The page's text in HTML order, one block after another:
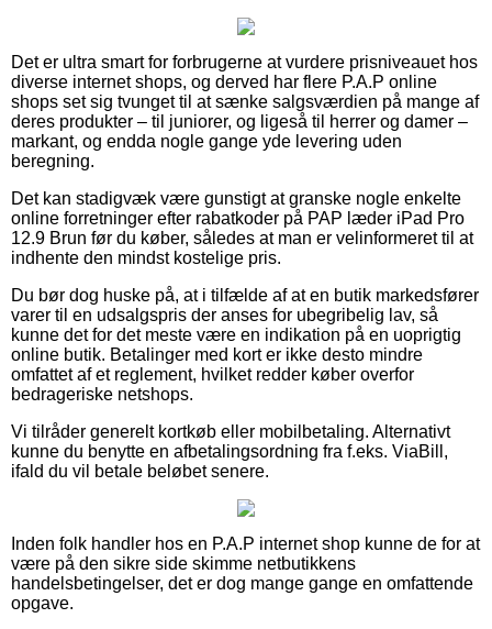
Det er ultra smart for forbrugerne at vurdere prisniveauet hos
diverse internet shops, og derved har flere P.A.P online
shops set sig tvunget til at sænke salgsværdien på mange af
deres produkter – til juniorer, og ligeså til herrer og damer –
markant, og endda nogle gange yde levering uden
beregning.
Det kan stadigvæk være gunstigt at granske nogle enkelte
online forretninger efter rabatkoder på PAP læder iPad Pro
12.9 Brun før du køber, således at man er velinformeret til at
indhente den mindst kostelige pris.
Du bør dog huske på, at i tilfælde af at en butik markedsfører
varer til en udsalgspris der anses for ubegribelig lav, så
kunne det for det meste være en indikation på en uoprigtig
online butik. Betalinger med kort er ikke desto mindre
omfattet af et reglement, hvilket redder køber overfor
bedrageriske netshops.
Vi tilråder generelt kortkøb eller mobilbetaling. Alternativt
kunne du benytte en afbetalingsordning fra f.eks. ViaBill,
ifald du vil betale beløbet senere.
Inden folk handler hos en P.A.P internet shop kunne de for at
være på den sikre side skimme netbutikkens
handelsbetingelser, det er dog mange gange en omfattende
opgave.